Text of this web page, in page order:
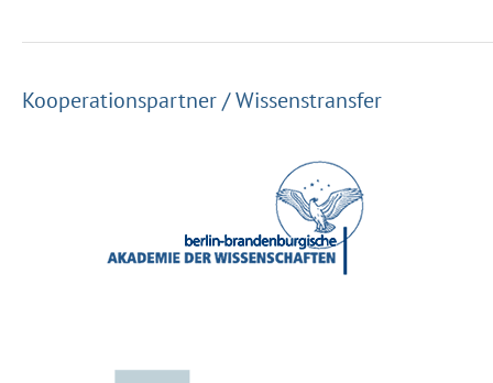
Kooperationspartner / Wissenstransfer